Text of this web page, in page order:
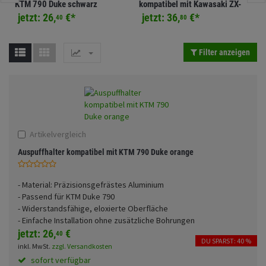
Sturzbügel und
Rucksäcke
Gepäck Zubehör
Fahrwerk
Merchandise
KTM 790 Duke schwarz
jetzt: 26,40 €*
kompatibel mit Kawasaki ZX-
4RR schwarz
jetzt: 36,80 €*
Filter anzeigen
Artikelvergleich
Auspuffhalter kompatibel mit KTM 790 Duke orange
- Material: Präzisionsgefrästes Aluminium
- Passend für KTM Duke 790
- Widerstandsfähige, eloxierte Oberfläche
- Einfache Installation ohne zusätzliche Bohrungen
jetzt: 26,40 €
DU SPARST: 40 %
inkl. MwSt. zzgl. Versandkosten
sofort verfügbar